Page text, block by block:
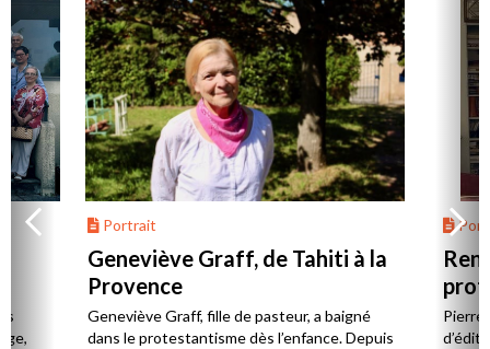
Portrait
Geneviève Graff, de Tahiti à la
Provence
Geneviève Graff, fille de pasteur, a baigné
dans le protestantisme dès l’enfance. Depuis